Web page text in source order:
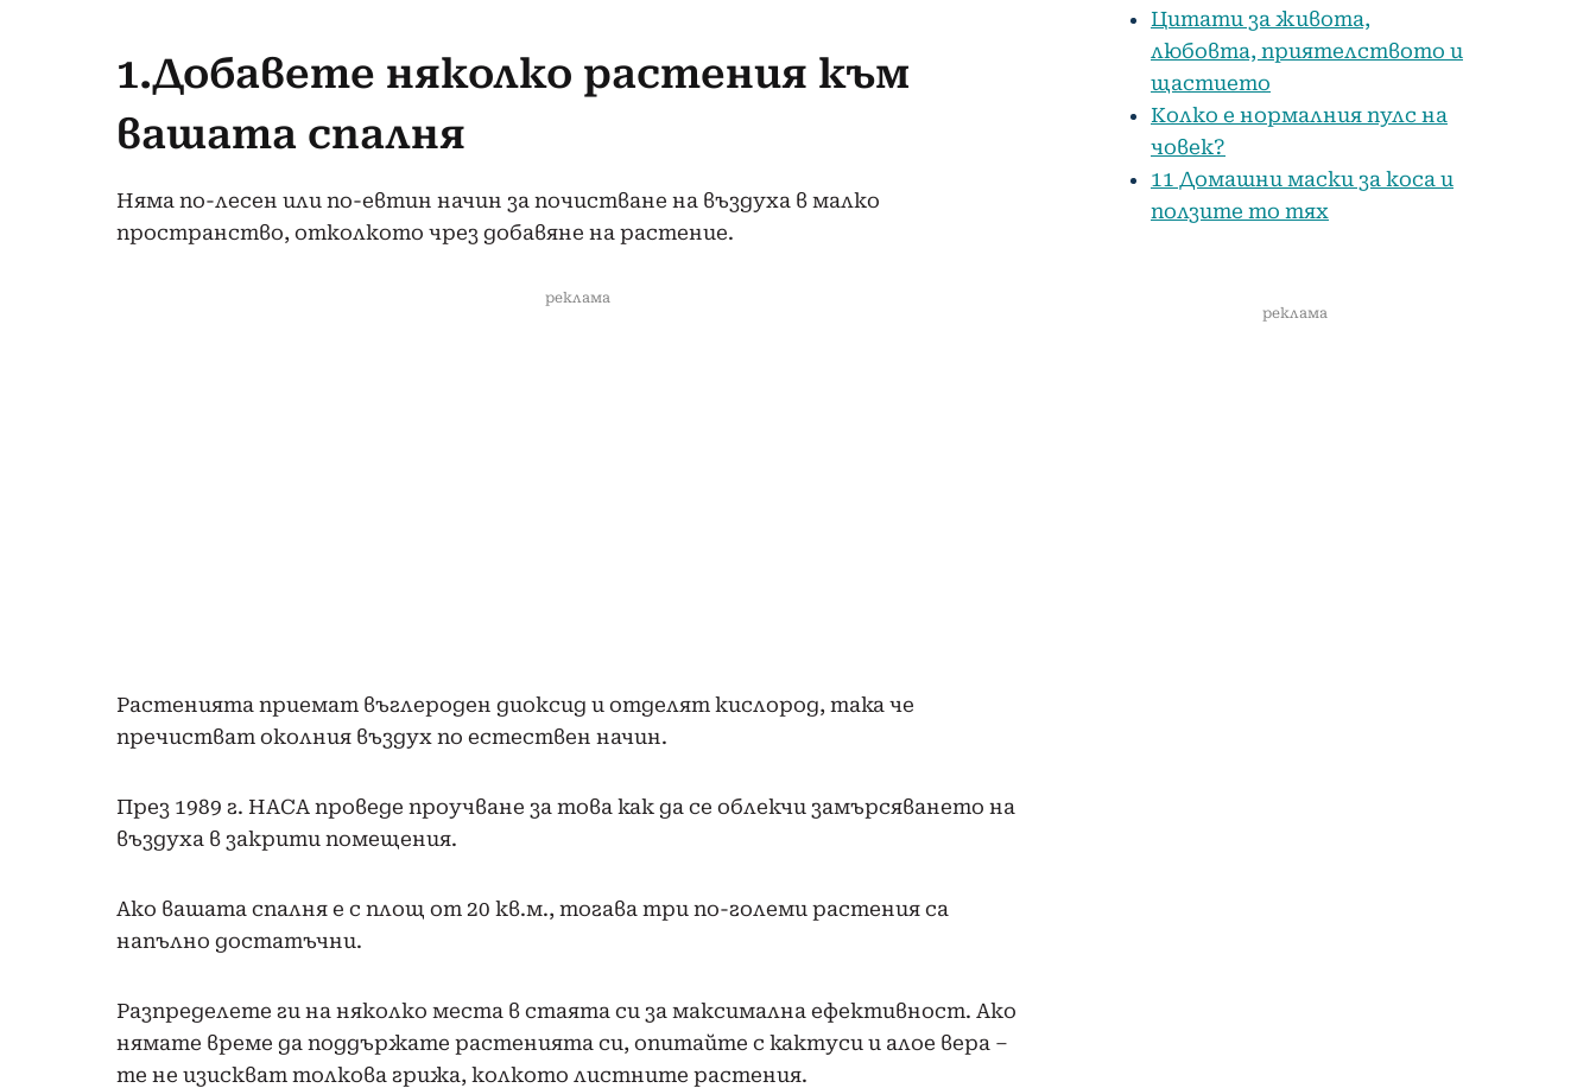
1.Добавете няколко растения към
вашата спалня
Няма по-лесен или по-евтин начин за почистване на въздуха в малко
пространство, отколкото чрез добавяне на растение.
реклама
Растенията приемат въглероден диоксид и отделят кислород, така че
пречистват околния въздух по естествен начин.
През 1989 г. НАСА проведе проучване за това как да се облекчи замърсяването на
въздуха в закрити помещения.
Ако вашата спалня е с площ от 20 кв.м., тогава три по-големи растения са
напълно достатъчни.
Разпределете ги на няколко места в стаята си за максимална ефективност. Ако
нямате време да поддържате растенията си, опитайте с кактуси и алое вера –
те не изискват толкова грижа, колкото листните растения.
Цитати за живота,
любовта, приятелството и
щастието
Колко е нормалния пулс на
човек?
11 Домашни маски за коса и
ползите то тях
реклама